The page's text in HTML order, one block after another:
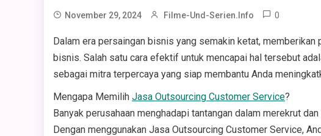
November 29, 2024 Filme-Und-Serien.info 0
Dalam era persaingan bisnis yang semakin ketat,
bisnis. Salah satu cara efektif untuk mencapai hal tersebut
sebagai mitra terpercaya yang siap membantu Anda
Mengapa Memilih Jasa Outsourcing Customer Service?
Banyak perusahaan menghadapi tantangan dalam merekrut
Dengan menggunakan Jasa Outsourcing Customer Service,